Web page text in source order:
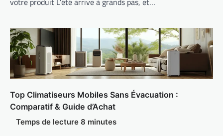
Top Climatiseurs Mobiles Sans Évacuation :
Comparatif & Guide d’Achat